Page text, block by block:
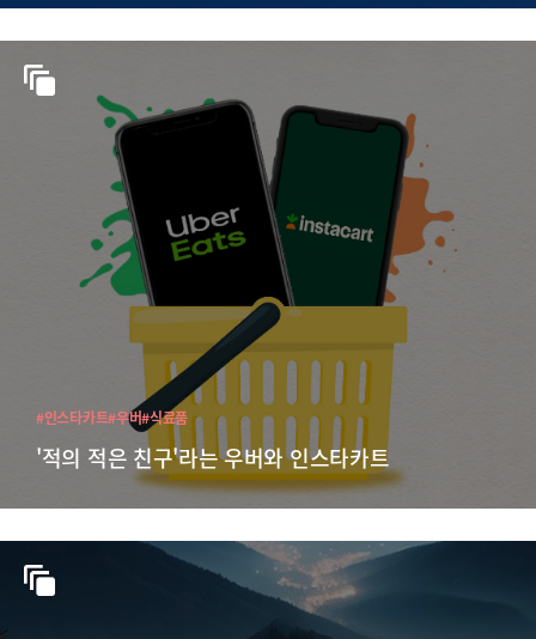
'적의 적은 친구'라는 우버와 인스타카트
#인스타카트#우버#식료품